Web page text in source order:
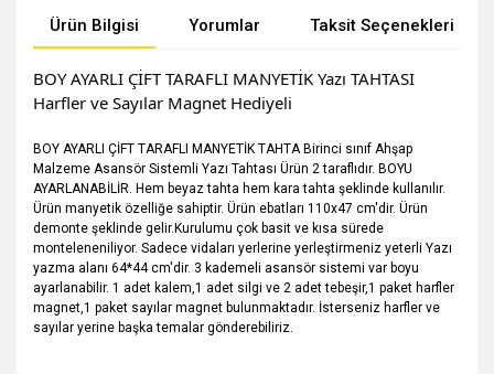
Ürün Bilgisi Yorumlar Taksit Seçenekleri
BOY AYARLI ÇİFT TARAFLI MANYETİK Yazı TAHTASI
Harfler ve Sayılar Magnet Hediyeli
BOY AYARLI ÇİFT TARAFLI MANYETİK TAHTA Birinci sınıf Ahşap
Malzeme Asansör Sistemli Yazı Tahtası Ürün 2 taraflıdır. BOYU
AYARLANABİLİR. Hem beyaz tahta hem kara tahta şeklinde kullanılır.
Ürün manyetik özelliğe sahiptir. Ürün ebatları 110x47 cm'dir. Ürün
demonte şeklinde gelir.Kurulumu çok basit ve kısa sürede
monteleneniliyor. Sadece vidaları yerlerine yerleştirmeniz yeterli Yazı
yazma alanı 64*44 cm'dir. 3 kademeli asansör sistemi var boyu
ayarlanabilir. 1 adet kalem,1 adet silgi ve 2 adet tebeşir,1 paket harfler
magnet,1 paket sayılar magnet bulunmaktadır. İsterseniz harfler ve
sayılar yerine başka temalar gönderebiliriz.